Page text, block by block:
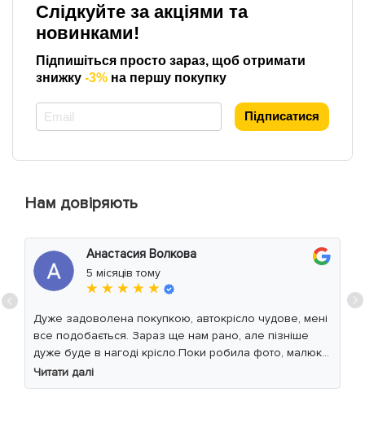
Слідкуйте за акціями та
новинками!
Підпишіться просто зараз, щоб отримати
знижку -3% на першу покупку
Підписатися
Нам довіряють
Анастасия Волкова
5 місяців тому
★ ★ ★ ★ ★
Дуже задоволена покупкою, автокрісло чудове, мені
все подобається. Зараз ще нам рано, але пізніше
дуже буде в нагоді крісло.Поки робила фото, малюк
уважно читав інструкцію 😁
Читати далі